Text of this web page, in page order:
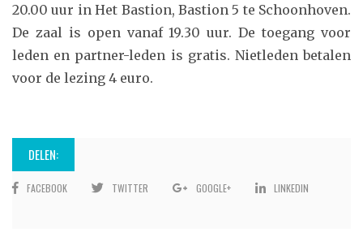
20.00 uur in Het Bastion, Bastion 5 te Schoonhoven.
De zaal is open vanaf 19.30 uur. De toegang voor
leden en partner-leden is gratis. Nietleden betalen
voor de lezing 4 euro.
DELEN:
FACEBOOK TWITTER GOOGLE+ LINKEDIN